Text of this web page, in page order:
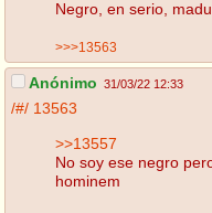
Negro, en serio,
>>>13563
Anónimo 31/03/22 12:33
/#/ 13563
>>13557
No soy ese negro
hominem